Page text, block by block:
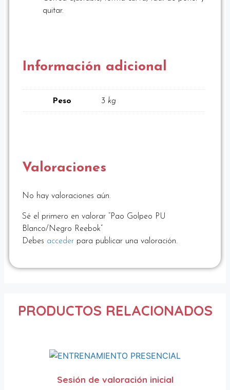
quitar.
Información adicional
Peso 3 kg
Valoraciones
No hay valoraciones aún.
Sé el primero en valorar “Pao Golpeo PU
Blanco/Negro Reebok”
Debes acceder para publicar una valoración.
PRODUCTOS RELACIONADOS
Sesión de valoración inicial